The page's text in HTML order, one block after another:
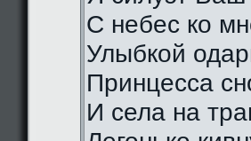
С небес ко
Улыбкой
Принцесса
И села на